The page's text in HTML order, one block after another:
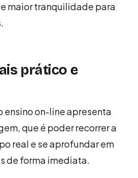
maior tranquilidade para
prático e
ensino on-line apresenta
que é poder recorrer a
real e se aprofundar em
de forma imediata.